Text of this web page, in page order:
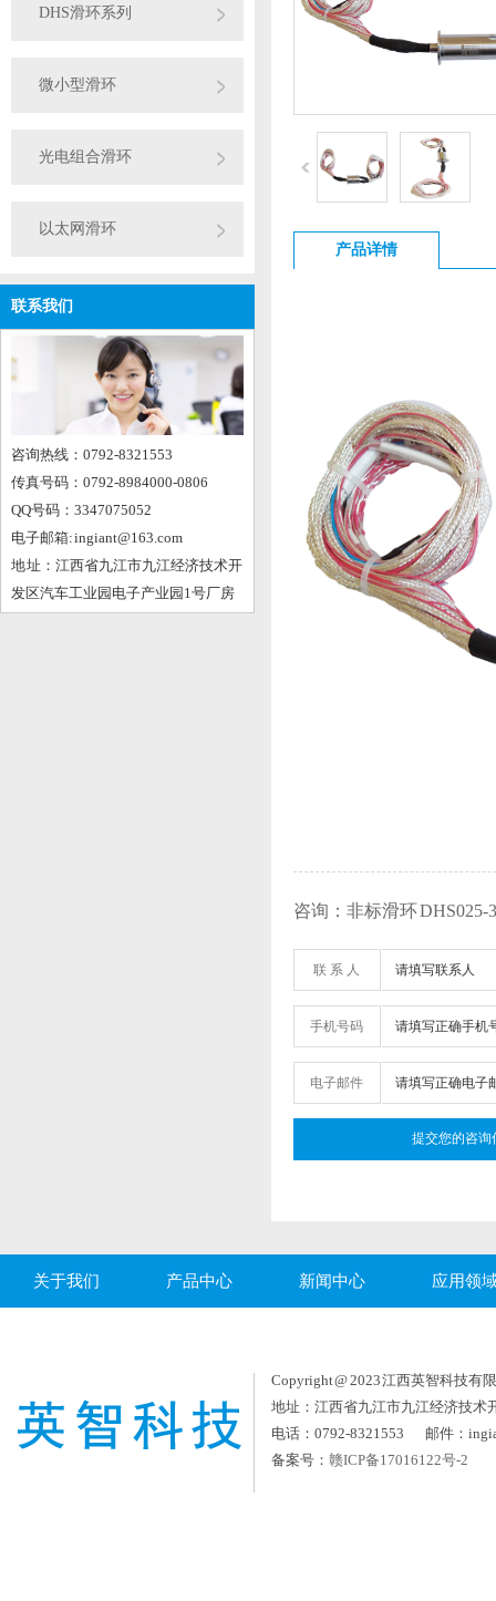
DHS滑环系列
微小型滑环
光电组合滑环
以太网滑环
联系我们
咨询热线：0792-8321553
传真号码：0792-8984000-0806
QQ号码：3347075052
电子邮箱: ingiant@163.com
地 址：江西省九江市九江经济技术开
发区汽车工业园电子产业园1号厂房
产品详情
咨询：非标滑环 DHS025-
联 系 人
手机号码
电子邮件
关于我们 产品中心 新闻中心 应用领
Copyright @ 2023 江西英智科技有
地址：江西省九江市九江经济技术
电话：0792-8321553 邮件：
备案号： 赣ICP备17016122号-2